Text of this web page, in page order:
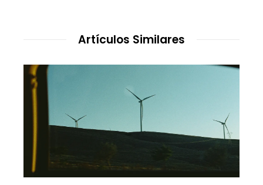
Artículos Similares